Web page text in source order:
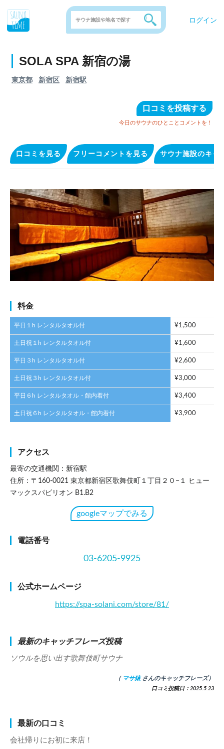
ログイン
SOLA SPA 新宿の湯
東京都 新宿区 新宿駅
口コミを投稿する
今日のサウナのひとことコメントを！
口コミを見る フリーコメントを見る サウナ施設のキャ
料金
平日１h レンタルタオル付 ¥1,500
土日祝１h レンタルタオル付 ¥1,600
平日３h レンタルタオル付 ¥2,600
土日祝３h レンタルタオル付 ¥3,000
平日６h レンタルタオル・館内着付 ¥3,400
土日祝６h レンタルタオル・館内着付 ¥3,900
アクセス
最寄の交通機関：新宿駅
住所：〒160-0021 東京都新宿区歌舞伎町１丁目２０−１ ヒュー
マックスパビリオン B1.B2
googleマップでみる
電話番号
03-6205-9925
公式ホームページ
https://spa-solani.com/store/81/
最新のキャッチフレーズ投稿
ソウルを思い出す歌舞伎町サウナ
（ マサ猿 さんのキャッチフレーズ）
口コミ投稿日：2025.5.23
最新の口コミ
会社帰りにお初に来店！